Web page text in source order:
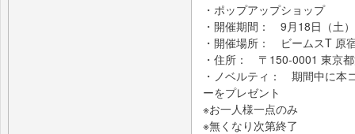
・ポップアップショップ
・開催期間： 9月18日（土
・開催場所： ビームスT 原
・住所： 〒150-0001 東京
・ノベルティ： 期間中に本
ーをプレゼント
※お一人様一点のみ
※無くなり次第終了